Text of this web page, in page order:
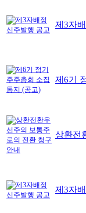
제3자
제6기
상환전
제3자